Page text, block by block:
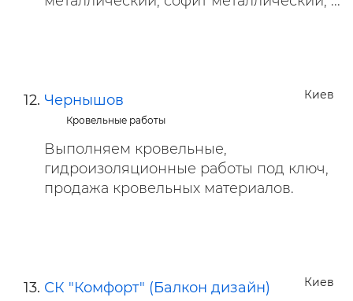
Киев
Чернышов
Кровельные работы
Выполняем кровельные,
гидроизоляционные работы под ключ,
продажа кровельных материалов.
Киев
СК "Комфорт" (Балкон дизайн)